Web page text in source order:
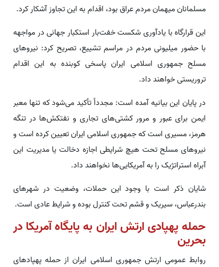
مسلمانان میهمان مردم عراق بود، اقدام به این تجاوز آشکار کرد.
این قرارگاه با یادآوری شکست خفت‌بار استکبار جهانی در مواجهه
با حضور میلیونی مردم در مراسم تشییع، تصریح کرد: نیروهای
مسلح جمهوری اسلامی ایران پاسخی کوبنده به این اقدام
تروریستی خواهند داد.
در پایان این بیانیه آمده است: مجدداً تأکید می‌شود که تنها معبر
ایمن برای عبور و مرور کشتی‌های تجاری و نفتکش‌ها در تنگه
هرمز، مسیری است که جمهوری اسلامی ایران تعیین کرده است و
نیروهای مسلح تحت هیچ شرایطی اجازه دخالت یا مدیریت این
آبراه استراتژیک را به آمریکایی‌ها نخواهند داد.
شایان ذکر است با وجود این حملات، وضعیت در شهرهای
بندرعباس، سیریک و قشم تحت کنترل بوده و شرایط عادی است.
حمله پهپادی ارتش ایران به پایگاه آمریکا در
بحرین
روابط عمومی ارتش جمهوری اسلامی ایران از حمله پهپادهای